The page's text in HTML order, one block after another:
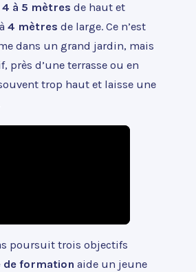
4 à 5 mètres de haut et
4 mètres de large. Ce n’est
dans un grand jardin, mais
près d’une terrasse ou en
trop haut et laisse une
poursuit trois objectifs
de formation aide un jeune